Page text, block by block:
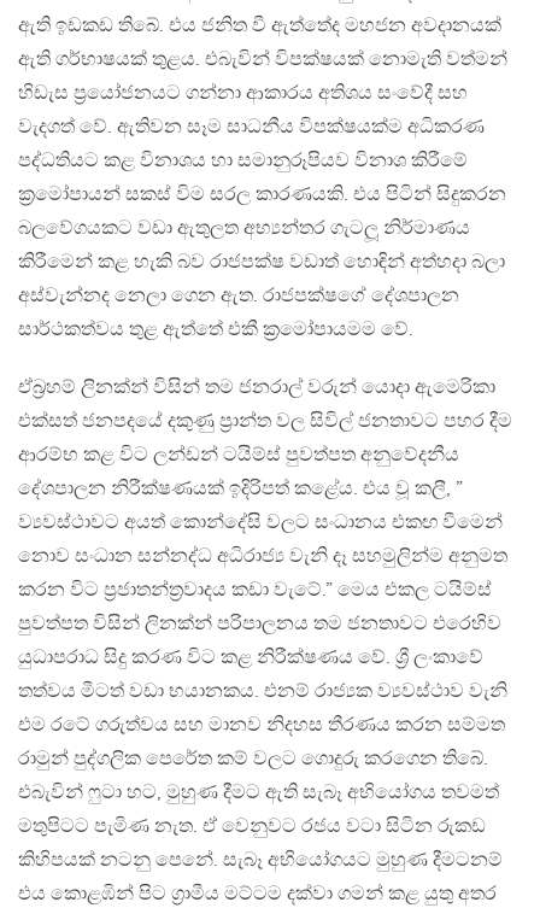
ඇති ඉඩකඩ තිබේ. එය ජනිත වී ඇත්තේද මහජන අවදානයක්
ඇති ගර්භාෂයක් තුළය. එබැවින් විපක්ෂයක් නොමැති වත්මන්
හිඩැස ප්‍රයෝජනයට ගන්නා ආකාරය අතිශය සංවේදී සහ
වැදගත් වේ. ඇතිවන සෑම සාධනීය විපක්ෂයක්ම අධිකරණ
පද්ධතියට කළ විනාශය හා සමානුරූපියව විනාශ කිරීමේ
ක්‍රමෝපායන් සකස් විම සරල කාරණයකි. එය පිටින් සිදුකරන
බලවේගයකට වඩා ඇතුලත අභ්‍යන්තර ගැටලූ නිර්මාණය
කිරීමෙන් කළ හැකි බව රාජපක්ෂ වඩාත් හොඳින් අත්හදා බලා
අස්වැන්නද නෙලා ගෙන ඇත. රාජපක්ෂගේ දේශපාලන
සාර්ථකත්වය තුළ ඇත්තේ එකී ක්‍රමෝපායමම වේ.
ඒබ්‍රහම් ලිනක්න් විසින් තම ජනරාල් වරුන් යොදා ඇමෙරිකා
එක්සත් ජනපදයේ දකුණු ප්‍රාන්ත වල සිවිල් ජනතාවට පහර දීම
ආරම්භ කළ විට ලන්ඩන් ටයිම්ස් පුවත්පත අනුවේදනීය
දේශපාලන නිරීක්ෂණයක් ඉදිරිපත් කළේය. එය වූ කලී, ”
ව්‍යවස්ථාවට අයත් කොන්දේසි වලට සංධානය එකඟ වීමෙන්
නොව සංධාන සන්නද්ධ අධිරාජ්‍ය වැනි දෑ සහමුලින්ම අනුමත
කරන විට ප්‍රජාතන්ත්‍රවාදය කඩා වැටේ.” මෙය එකල ටයිම්ස්
පුවත්පත විසින් ලිනක්න් පරිපාලනය තම ජනතාවට එරෙහිව
යුධාපරාධ සිදු කරණ විට කළ නිරීක්ෂණය වේ. ශ්‍රී ලංකාවේ
තත්වය මීටත් වඩා භයානකය. එනම් රාජ්‍යක ව්‍යවස්ථාව වැනි
එම රටේ ගරුත්වය සහ මානව නිදහස තීරණය කරන සම්මත
රාමුන් පුද්ගලික පෙරේත කම් වලට ගොදුරු කරගෙන තිබේ.
එබැවින් ෆුටා හට, මුහුණ දීමට ඇති සැබෑ අභියෝගය තවමත්
මතුපිටට පැමිණ නැත. ඒ වෙනුවට රජය වටා සිටින රුකඩ
කිහිපයක් නටනු පෙනේ. සැබෑ අභියෝගයට මුහුණ දීමටනම්
එය කොළඹින් පිට ග්‍රාමීය මට්ටම දක්වා ගමන් කළ යුතු අතර